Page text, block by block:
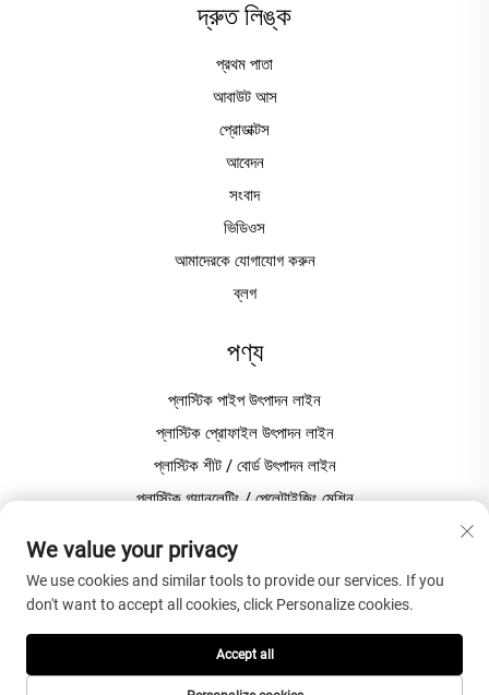
দ্রুত লিঙ্ক
প্রথম পাতা
আবাউট আস
প্রোডাক্টস
আবেদন
সংবাদ
ভিডিওস
আমাদেরকে যোগাযোগ করুন
ব্লগ
পণ্য
প্লাস্টিক পাইপ উৎপাদন লাইন
প্লাস্টিক প্রোফাইল উৎপাদন লাইন
প্লাস্টিক শীট / বোর্ড উৎপাদন লাইন
প্লাস্টিক গ্র্যানুলেটিং / পেলেটাইজিং মেশিন
কোম্পানি সম্পর্কে
গোপনীয়তা নীতি
We value your privacy
We use cookies and similar tools to provide our services. If you
don't want to accept all cookies, click Personalize cookies.
Accept all